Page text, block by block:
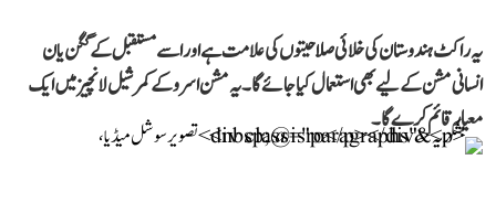
یہ راکٹ ہندوستان کی خلائی صلاحیتوں کی علامت ہے اور اسے مستقبل کے گگن یان
انسانی مشن کے لیے بھی استعمال کیا جائے گا۔ یہ مشن اسرو کے کمرشیل لانچیز میں ایک
معیار قائم کرے گا۔